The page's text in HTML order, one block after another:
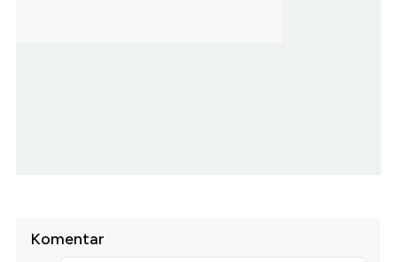
Komentar